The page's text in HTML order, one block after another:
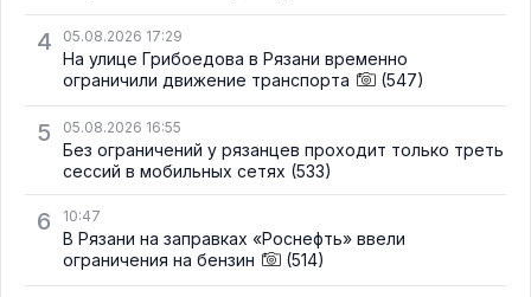
4 05.08.2026 17:29
На улице Грибоедова в Рязани временно
ограничили движение транспорта
(547)
5 05.08.2026 16:55
Без ограничений у рязанцев проходит только треть
сессий в мобильных сетях (533)
6 10:47
В Рязани на заправках «Роснефть» ввели
ограничения на бензин
(514)